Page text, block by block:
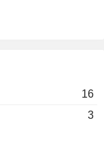
16
3